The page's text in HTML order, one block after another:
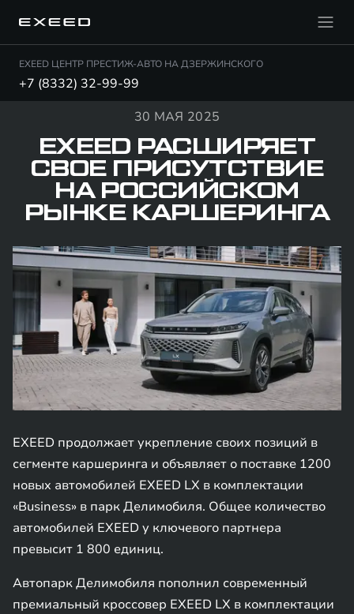
EXEED ЦЕНТР ПРЕСТИЖ-АВТО НА ДЗЕРЖИНСКОГО
+7 (8332) 32-99-99
30 МАЯ 2025
EXEED РАСШИРЯЕТ
СВОЕ ПРИСУТСТВИЕ
НА РОССИЙСКОМ
РЫНКЕ КАРШЕРИНГА
EXEED продолжает укрепление своих позиций в
сегменте каршеринга и объявляет о поставке 1200
новых автомобилей EXEED LX в комплектации
«Business» в парк Делимобиля. Общее количество
автомобилей EXEED у ключевого партнера
превысит 1 800 единиц.
Автопарк Делимобиля пополнил современный
премиальный кроссовер EXEED LX в комплектации